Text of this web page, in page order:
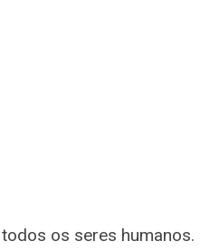
os seres